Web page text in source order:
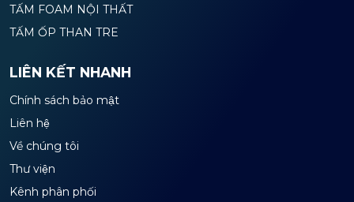
TẤM FOAM NỘI THẤT
TẤM ỐP THAN TRE
LIÊN KẾT NHANH
Chính sách bảo mật
Liên hệ
Về chúng tôi
Thư viện
Kênh phân phối